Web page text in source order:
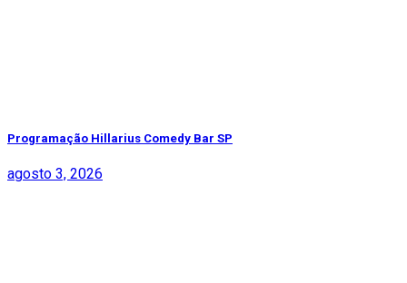
Programação Hillarius Comedy Bar SP
agosto 3, 2026